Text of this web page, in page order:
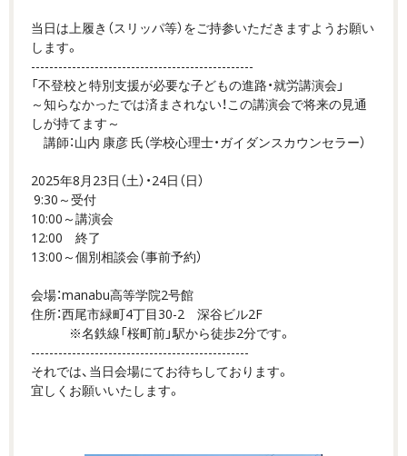
当日は上履き（スリッパ等）をご持参いただきますようお願い
します。
-------------------------------------------------
「不登校と特別支援が必要な子どもの進路・就労講演会」
～知らなかったでは済まされない！この講演会で将来の見通
しが持てます～
講師：山内 康彦 氏（学校心理士・ガイダンスカウンセラー）
2025年8月23日（土）・24日（日）
9:30～受付
10:00～講演会
12:00 終了
13:00～個別相談会（事前予約）
会場：manabu高等学院2号館
住所：西尾市緑町4丁目30-2 深谷ビル2F
※名鉄線「桜町前」駅から徒歩2分です。
------------------------------------------------
それでは、当日会場にてお待ちしております。
宜しくお願いいたします。